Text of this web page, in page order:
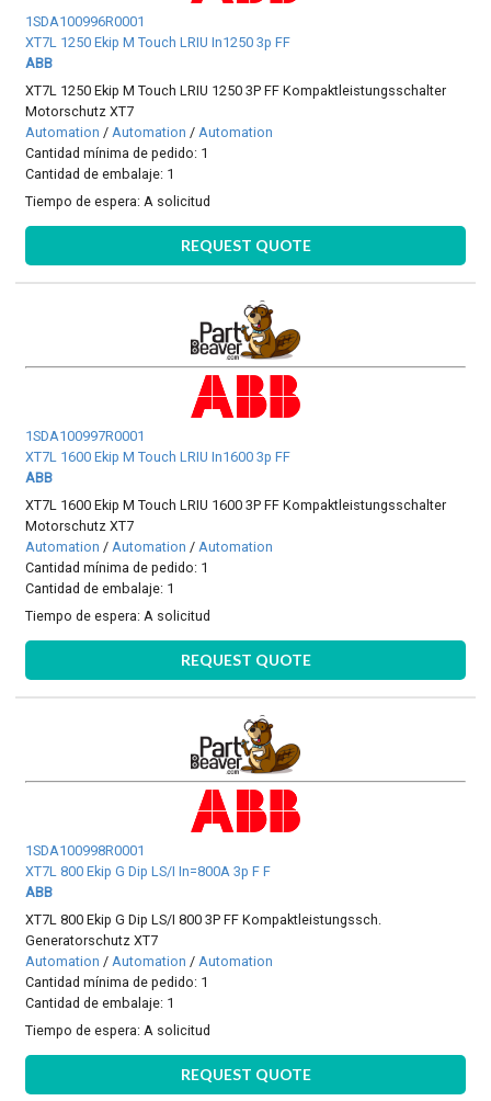
1SDA100996R0001
XT7L 1250 Ekip M Touch LRIU In1250 3p FF
ABB
XT7L 1250 Ekip M Touch LRIU 1250 3P FF Kompaktleistungsschalter
Motorschutz XT7
Automation /Automation /Automation
Cantidad mínima de pedido: 1
Cantidad de embalaje: 1
Tiempo de espera:A solicitud
REQUEST QUOTE
1SDA100997R0001
XT7L 1600 Ekip M Touch LRIU In1600 3p FF
ABB
XT7L 1600 Ekip M Touch LRIU 1600 3P FF Kompaktleistungsschalter
Motorschutz XT7
Automation / Automation / Automation
Cantidad mínima de pedido: 1
Cantidad de embalaje: 1
Tiempo de espera:A solicitud
REQUEST QUOTE
1SDA100998R0001
XT7L 800 Ekip G Dip LS/I In=800A 3p F F
ABB
XT7L 800 Ekip G Dip LS/I 800 3P FF Kompaktleistungssch.
Generatorschutz XT7
Automation / Automation / Automation
Cantidad mínima de pedido: 1
Cantidad de embalaje: 1
Tiempo de espera:A solicitud
REQUEST QUOTE